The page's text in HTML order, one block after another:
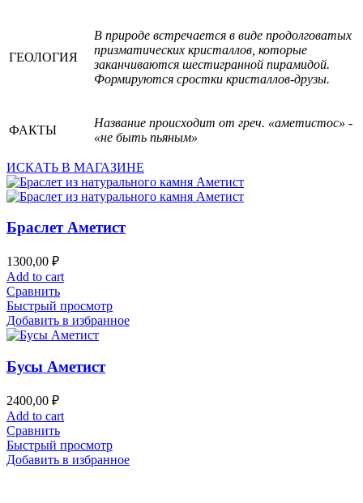
ГЕОЛОГИЯ
В природе встречается в виде продолговатых
призматических кристаллов, которые
заканчиваются шестигранной пирамидой.
Формируются сростки кристаллов-друзы.
ФАКТЫ
Название происходит от греч. «аметистос» -
«не быть пьяным»
ИСКАТЬ В МАГАЗИНЕ
Браслет Аметист
1300,00 ₽
Add to cart
Сравнить
Быстрый просмотр
Добавить в избранное
Бусы Аметист
2400,00 ₽
Add to cart
Сравнить
Быстрый просмотр
Добавить в избранное